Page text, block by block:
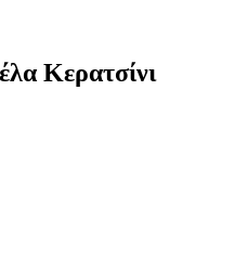
Κερατσίνι